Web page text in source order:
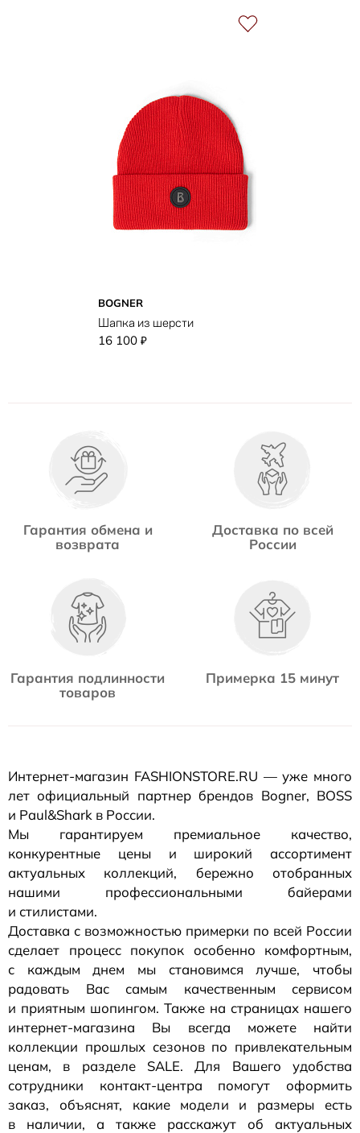
BOGNER
Шапка из шерсти
16 100 ₽
Гарантия обмена и
возврата
Доставка по всей
России
Гарантия подлинности
товаров
Примерка 15 минут
Интернет-магазин FASHIONSTORE.RU — уже много
лет официальный партнер брендов Bogner, BOSS
и Paul&Shark в России.
Мы гарантируем премиальное качество,
конкурентные цены и широкий ассортимент
актуальных коллекций, бережно отобранных
нашими профессиональными байерами
и стилистами.
Доставка с возможностью примерки по всей России
сделает процесс покупок особенно комфортным,
с каждым днем мы становимся лучше, чтобы
радовать Вас самым качественным сервисом
и приятным шопингом. Также на страницах нашего
интернет-магазина Вы всегда можете найти
коллекции прошлых сезонов по привлекательным
ценам, в разделе SALE. Для Вашего удобства
сотрудники контакт-центра помогут оформить
заказ, объяснят, какие модели и размеры есть
в наличии, а также расскажут об актуальных